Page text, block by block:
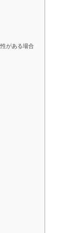
がある場合